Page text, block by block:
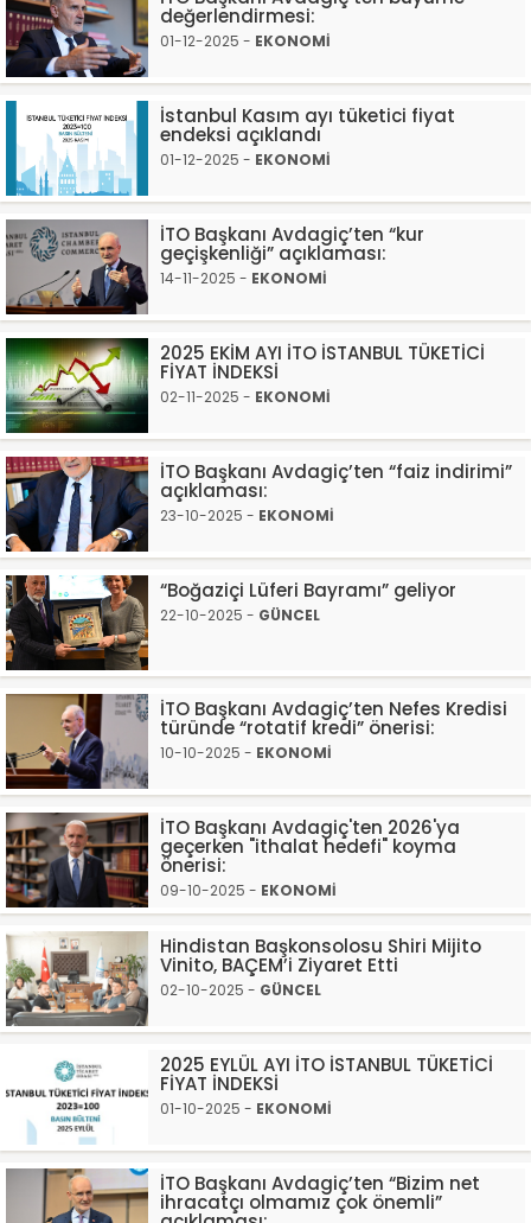
değerlendirmesi:
01-12-2025 - EKONOMİ
İstanbul Kasım ayı tüketici fiyat
endeksi açıklandı
01-12-2025 - EKONOMİ
İTO Başkanı Avdagiç’ten “kur
geçişkenliği” açıklaması:
14-11-2025 - EKONOMİ
2025 EKİM AYI İTO İSTANBUL TÜKETİCİ
FİYAT İNDEKSİ
02-11-2025 - EKONOMİ
İTO Başkanı Avdagiç’ten “faiz indirimi”
açıklaması:
23-10-2025 - EKONOMİ
“Boğaziçi Lüferi Bayramı” geliyor
22-10-2025 - GÜNCEL
İTO Başkanı Avdagiç’ten Nefes Kredisi
türünde “rotatif kredi” önerisi:
10-10-2025 - EKONOMİ
İTO Başkanı Avdagiç'ten 2026'ya
geçerken "ithalat hedefi" koyma
önerisi:
09-10-2025 - EKONOMİ
Hindistan Başkonsolosu Shiri Mijito
Vinito, BAÇEM’i Ziyaret Etti
02-10-2025 - GÜNCEL
2025 EYLÜL AYI İTO İSTANBUL TÜKETİCİ
FİYAT İNDEKSİ
01-10-2025 - EKONOMİ
İTO Başkanı Avdagiç’ten “Bizim net
ihracatçı olmamız çok önemli”